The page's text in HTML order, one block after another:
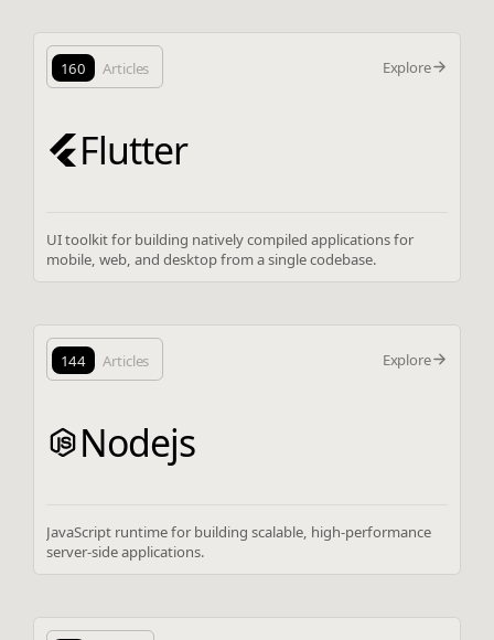
160 Articles Explore
Flutter
UI toolkit for building natively compiled applications for
mobile, web, and desktop from a single codebase.
144 Articles Explore
Nodejs
JavaScript runtime for building scalable, high-performance
server-side applications.